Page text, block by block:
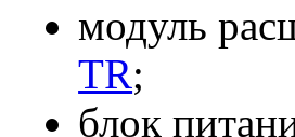
модуль
TR;
блок